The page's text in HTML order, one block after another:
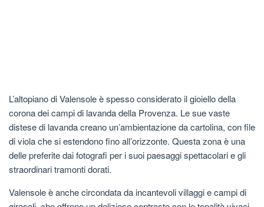
L’altopiano di Valensole è spesso considerato il gioiello della
corona dei campi di lavanda della Provenza. Le sue vaste
distese di lavanda creano un’ambientazione da cartolina, con file
di viola che si estendono fino all’orizzonte. Questa zona è una
delle preferite dai fotografi per i suoi paesaggi spettacolari e gli
straordinari tramonti dorati.
Valensole è anche circondata da incantevoli villaggi e campi di